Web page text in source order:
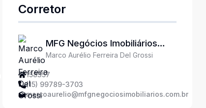
Corretor
MFG Negócios Imobiliários
Ltda
Marco Aurélio Ferreira Del Grossi
158357
(15) 99789-3703
marcoaurelio@mfgnegociosimobiliarios.com.br